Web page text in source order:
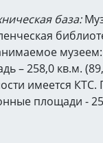
база:
– 258,0 кв.м.
имеется
площади -